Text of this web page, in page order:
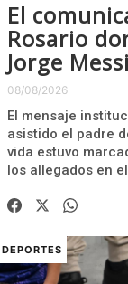
El
Rosario
Jorge Messi
08/08/2026
El mensaje
asistido el padre
vida estuvo
los allegados en
DEPORTES